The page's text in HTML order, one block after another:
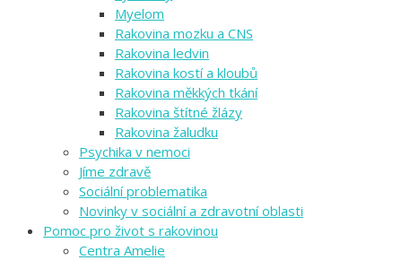
Myelom
Rakovina mozku a CNS
Rakovina ledvin
Rakovina kostí a kloubů
Rakovina měkkých tkání
Rakovina štítné žlázy
Rakovina žaludku
Psychika v nemoci
Jíme zdravě
Sociální problematika
Novinky v sociální a zdravotní oblasti
Pomoc pro život s rakovinou
Centra Amelie